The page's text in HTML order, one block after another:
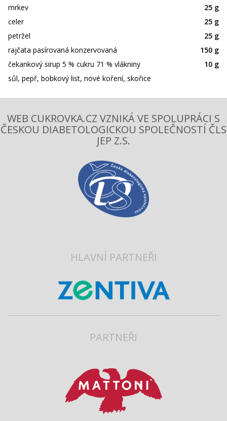
mrkev
25 g
celer
25 g
petržel
25 g
rajčata pasírovaná konzervovaná
150 g
čekankový sirup 5 % cukru 71 % vlákniny
10 g
sůl, pepř, bobkový list, nové koření, skořice
WEB CUKROVKA.CZ VZNIKÁ VE SPOLUPRÁCI S
ČESKOU DIABETOLOGICKOU SPOLEČNOSTÍ ČLS
JEP Z.S.
HLAVNÍ PARTNEŘI
PARTNEŘI